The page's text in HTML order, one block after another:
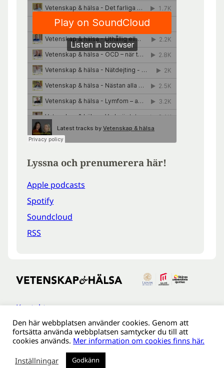
Lyssna och prenumerera här!
Apple podcasts
Spotify
Soundcloud
RSS
Kontakt
Tillgänglighetsredogöreldse
Om webbplatsen
Behandling av personuppgifter
Den här webbplatsen använder cookies. Genom att
fortsätta använda webbplatsen samtycker du till att
cookies används. Mer information om cookies finns här.
Inställningar
Godkänn